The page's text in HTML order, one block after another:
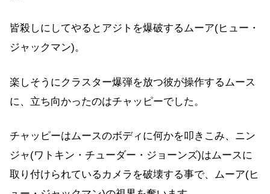
皆殺しにしてやるとアジトを爆破するムーア(ヒュー・
ジャックマン)。
楽しそうにクラスター爆弾を放つ彼が操作するムース
に、立ち向かったのはチャッピーでした。
チャッピーはムースのボディに何かを叩きこみ、ニン
ジャ(ワトキン・チューダー・ジョーンズ)はムースに
取り付けられているカメラを破壊する事で、ムーア(ヒ